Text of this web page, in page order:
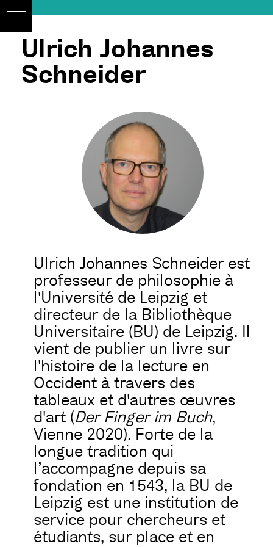
Ulrich Johannes
Schneider
Ulrich Johannes Schneider est
professeur de philosophie à
l'Université de Leipzig et
directeur de la Bibliothèque
Universitaire (BU) de Leipzig. Il
vient de publier un livre sur
l'histoire de la lecture en
Occident à travers des
tableaux et d'autres œuvres
d'art (Der Finger im Buch,
Vienne 2020). Forte de la
longue tradition qui
l’accompagne depuis sa
fondation en 1543, la BU de
Leipzig est une institution de
service pour chercheurs et
étudiants, sur place et en